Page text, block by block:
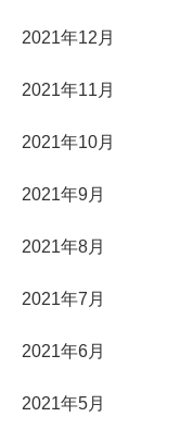
2021年12月
2021年11月
2021年10月
2021年9月
2021年8月
2021年7月
2021年6月
2021年5月